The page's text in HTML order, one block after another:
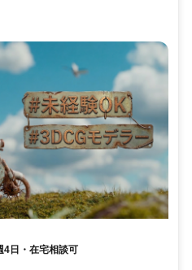
4日・在宅相談可